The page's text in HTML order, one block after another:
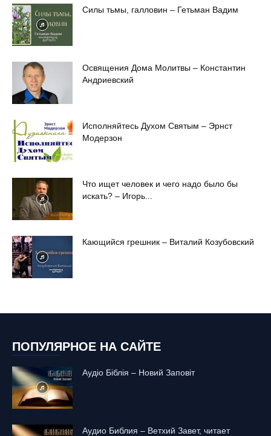
Силы тьмы, галловин – Гетьман Вадим
Освящения Дома Молитвы – Константин
Андриевский
Исполняйтесь Духом Святым – Эрнст
Модерзон
Что ищет человек и чего надо было бы
искать? – Игорь...
Кающийся грешник – Виталий Козубовский
ПОПУЛЯРНОЕ НА САЙТЕ
Аудіо Біблія – Новий Заповіт
Аудио Библия – Ветхий Завет, читает